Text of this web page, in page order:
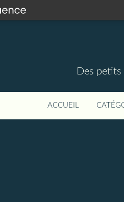
Des petits
ACCUEIL